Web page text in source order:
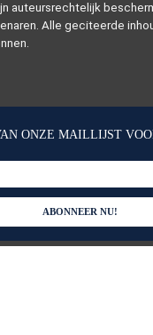
auteursrechtelijk
Alle geciteerde
ONZE MAILLIJST